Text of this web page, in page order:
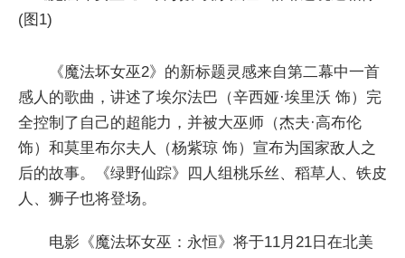
《魔法坏女巫2》的新标题灵感来自第二幕中一首
感人的歌曲，讲述了埃尔法巴（辛西娅·埃里沃 饰）完
全控制了自己的超能力，并被大巫师（杰夫·高布伦
饰）和莫里布尔夫人（杨紫琼 饰）宣布为国家敌人之
后的故事。《绿野仙踪》四人组桃乐丝、稻草人、铁皮
人、狮子也将登场。
电影《魔法坏女巫：永恒》将于11月21日在北美